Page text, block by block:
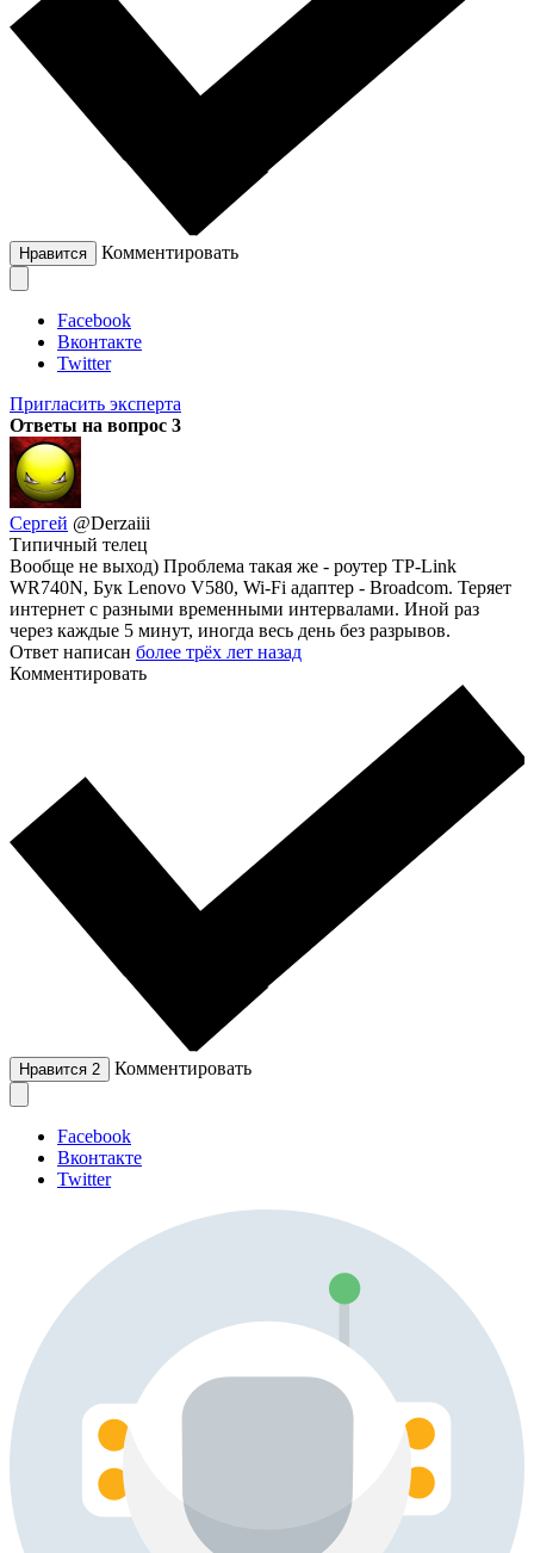
Нравится Комментировать
Facebook
Вконтакте
Twitter
Пригласить эксперта
Ответы на вопрос 3
Сергей @Derzaiii
Типичный телец
Вообще не выход) Проблема такая же - роутер TP-Link
WR740N, Бук Lenovo V580, Wi-Fi адаптер - Broadcom. Теряет
интернет с разными временными интервалами. Иной раз
через каждые 5 минут, иногда весь день без разрывов.
Ответ написан более трёх лет назад
Комментировать
Нравится 2 Комментировать
Facebook
Вконтакте
Twitter